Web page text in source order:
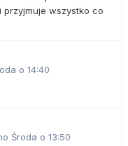
wszystko co
o 14:40
Środa o 13:50